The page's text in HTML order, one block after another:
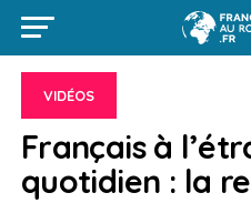
VIDÉOS
Français à
quotidien : la